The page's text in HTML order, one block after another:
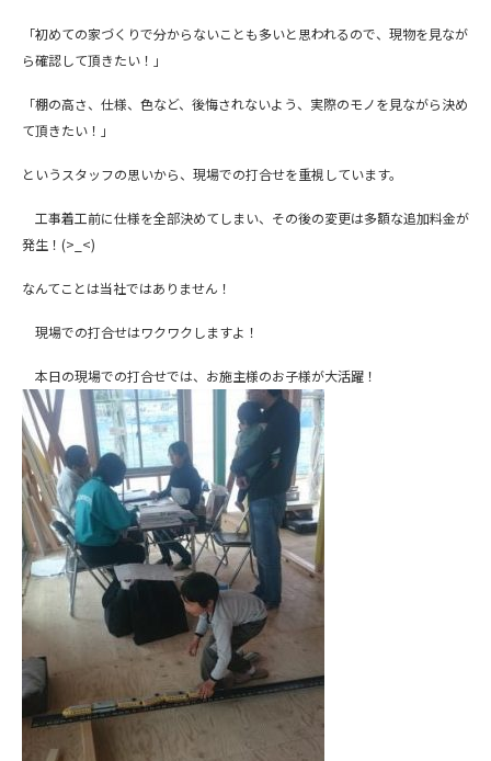
「初めての家づくりで分からないことも多いと思われるので、現物を見なが
ら確認して頂きたい！」
「棚の高さ、仕様、色など、後悔されないよう、実際のモノを見ながら決め
て頂きたい！」
というスタッフの思いから、現場での打合せを重視しています。
工事着工前に仕様を全部決めてしまい、その後の変更は多額な追加料金が
発生！(>_<)
なんてことは当社ではありません！
現場での打合せはワクワクしますよ！
本日の現場での打合せでは、お施主様のお子様が大活躍！